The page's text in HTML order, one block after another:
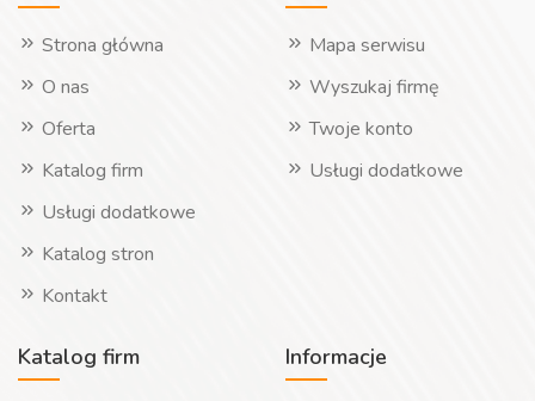
Strona główna
O nas
Oferta
Katalog firm
Usługi dodatkowe
Katalog stron
Kontakt
Mapa serwisu
Wyszukaj firmę
Twoje konto
Usługi dodatkowe
Katalog firm Informacje